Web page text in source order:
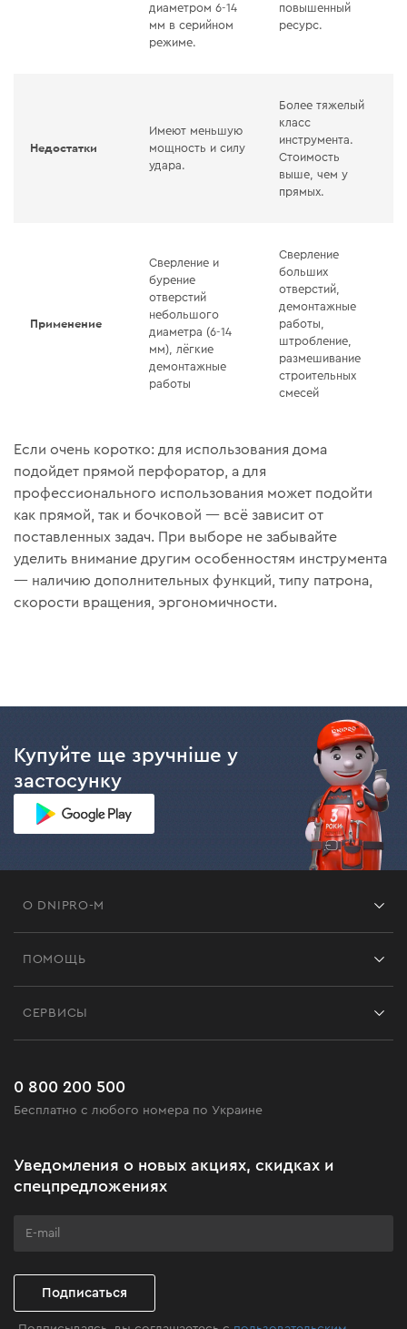
диаметром 6-14
мм в серийном
режиме.
повышенный
ресурс.
Недостатки
Имеют меньшую
мощность и силу
удара.
Более тяжелый
класс
инструмента.
Стоимость
выше, чем у
прямых.
Применение
Сверление и
бурение
отверстий
небольшого
диаметра (6-14
мм), лёгкие
демонтажные
работы
Сверление
больших
отверстий,
демонтажные
работы,
штробление,
размешивание
строительных
смесей
Если очень коротко: для использования дома
подойдет прямой перфоратор, а для
профессионального использования может подойти
как прямой, так и бочковой — всё зависит от
поставленных задач. При выборе не забывайте
уделить внимание другим особенностям инструмента
— наличию дополнительных функций, типу патрона,
скорости вращения, эргономичности.
Купуйте ще зручніше у
застосунку
О DNIPRO-M
Черная пятница
Клуб мастерства
ПОМОЩЬ
Часто задаваемые вопросы
СЕРВИСЫ
0 800 200 500
Бесплатно с любого номера по Украине
Уведомления о новых акциях, скидках и
спецпредложениях
Подписаться